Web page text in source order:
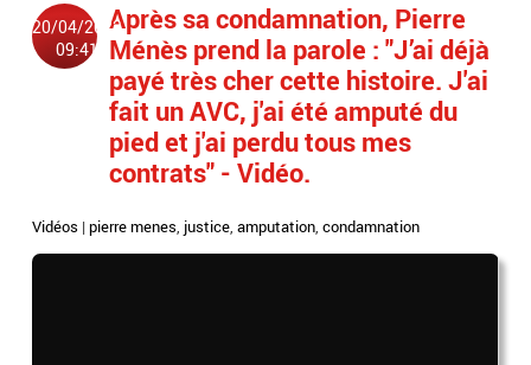
20/04/2023
09:41
Après sa condamnation, Pierre
Ménès prend la parole : "J’ai déjà
payé très cher cette histoire. J'ai
fait un AVC, j'ai été amputé du
pied et j'ai perdu tous mes
contrats" - Vidéo.
Vidéos |pierre menes, justice,amputation,condamnation